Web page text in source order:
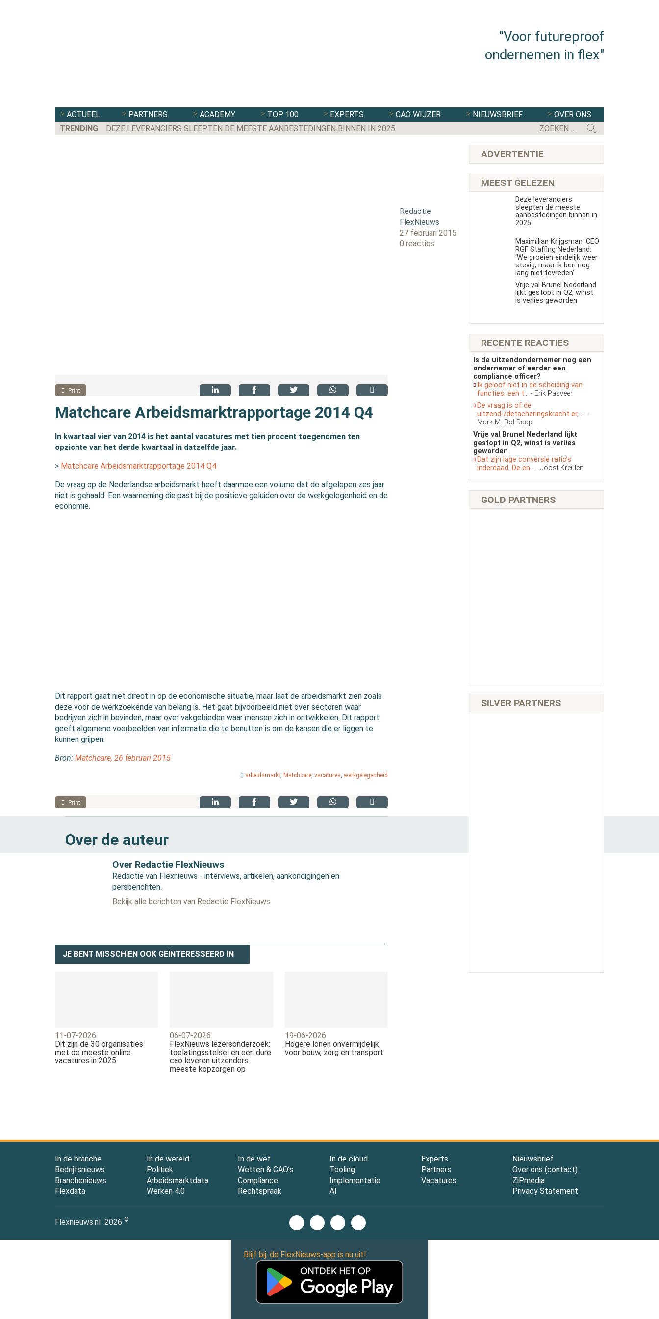
"Voor futureproof
ondernemen in flex"
ACTUEEL PARTNERS ACADEMY TOP 100 EXPERTS CAO WIJZER NIEUWSBRIEF
OVER ONS
TRENDING
DEZE LEVERANCIERS SLEEPTEN DE MEESTE AANBESTEDINGEN BINNEN IN 2025 FLEXBRANCHE WACHT
Redactie
FlexNieuws
27 februari 2015
0 reacties
Print
Matchcare Arbeidsmarktrapportage 2014 Q4
In kwartaal vier van 2014 is het aantal vacatures met tien procent toegenomen ten
opzichte van het derde kwartaal in datzelfde jaar.
> Matchcare Arbeidsmarktrapportage 2014 Q4
De vraag op de Nederlandse arbeidsmarkt heeft daarmee een volume dat de afgelopen zes jaar
niet is gehaald. Een waarneming die past bij de positieve geluiden over de werkgelegenheid en de
economie.
Dit rapport gaat niet direct in op de economische situatie, maar laat de arbeidsmarkt zien zoals
deze voor de werkzoekende van belang is. Het gaat bijvoorbeeld niet over sectoren waar
bedrijven zich in bevinden, maar over vakgebieden waar mensen zich in ontwikkelen. Dit rapport
geeft algemene voorbeelden van informatie die te benutten is om de kansen die er liggen te
kunnen grijpen.
Bron: Matchcare, 26 februari 2015
arbeidsmarkt, Matchcare,vacatures,werkgelegenheid
Print
Over de auteur
Over Redactie FlexNieuws
Redactie van Flexnieuws - interviews, artikelen, aankondigingen en
persberichten.
Bekijk alle berichten van Redactie FlexNieuws
JE BENT MISSCHIEN OOK GEÏNTERESSEERD IN
11-07-2026
Dit zijn de 30 organisaties
met de meeste online
vacatures in 2025
06-07-2026
FlexNieuws lezersonderzoek:
toelatingsstelsel en een dure
cao leveren uitzenders
meeste kopzorgen op
19-06-2026
Hogere lonen onvermijdelijk
voor bouw, zorg en transport
ADVERTENTIE
MEEST GELEZEN
Deze leveranciers
sleepten de meeste
aanbestedingen binnen in
2025
Maximilian Krijgsman, CEO
RGF Staffing Nederland:
‘We groeien eindelijk weer
stevig, maar ik ben nog
lang niet tevreden’
Vrije val Brunel Nederland
lijkt gestopt in Q2, winst
is verlies geworden
RECENTE REACTIES
Is de uitzendondernemer nog een
ondernemer of eerder een
compliance officer?
Ik geloof niet in de scheiding van
functies, een t... - Erik Pasveer
De vraag is of de
uitzend-/detacheringskracht er, ... -
Mark M. Bol Raap
Vrije val Brunel Nederland lijkt
gestopt in Q2, winst is verlies
geworden
Dat zijn lage conversie ratio’s
inderdaad. De en... - Joost Kreulen
GOLD PARTNERS
SILVER PARTNERS
In de branche
Bedrijfsnieuws
Branchenieuws
Flexdata
In de wereld
Politiek
Arbeidsmarktdata
Werken 4.0
In de wet
Wetten & CAO’s
Compliance
Rechtspraak
In de cloud
Tooling
Implementatie
AI
Experts
Partners
Vacatures
Nieuwsbrief
Over ons (contact)
ZiPmedia
Privacy Statement
Flexnieuws.nl 2026 ©
Blijf bij: de FlexNieuws-app is nu uit!